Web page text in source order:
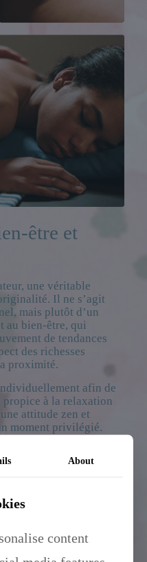
être et
une véritable
Il ne s’agit
mais plutôt d’un
au bien-être, qui
de tendances
des richesses
proximité.
afin de
propice à la relaxation
attitude zen et
moment privilégié.
About
content